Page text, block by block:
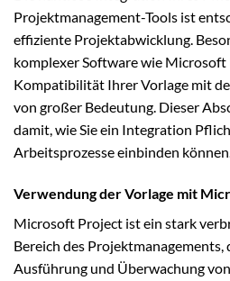
Projektmanagement-Tools ist
effiziente Projektabwicklung.
komplexer Software wie Microsoft
Kompatibilität Ihrer Vorlage mit
von großer Bedeutung. Dieser
damit, wie Sie ein Integration
Arbeitsprozesse einbinden
Verwendung der Vorlage mit
Microsoft Project ist ein stark
Bereich des Projektmanagements,
Ausführung und Überwachung